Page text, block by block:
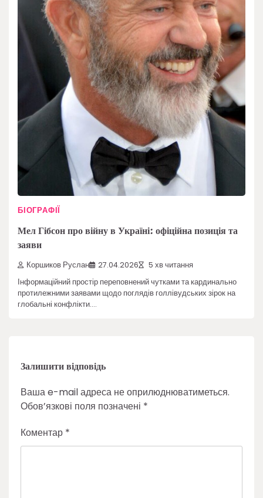
БІОГРАФІЇ
Мел Гібсон про війну в Україні: офіційна позиція та
заяви
Коршиков Руслан 27.04.2026 5 хв читання
Інформаційний простір переповнений чутками та кардинально
протилежними заявами щодо поглядів голлівудських зірок на
глобальні конфлікти.…
Залишити відповідь
Ваша e-mail адреса не оприлюднюватиметься.
Обов’язкові поля позначені *
Коментар *